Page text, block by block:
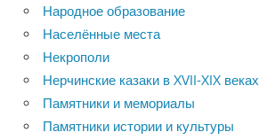
Народное образование
Населённые места
Некрополи
Нерчинские казаки в XVII-XIX веках
Памятники и мемориалы
Памятники истории и культуры